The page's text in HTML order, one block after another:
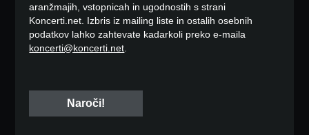
aranžmajih, vstopnicah in ugodnostih s strani
Koncerti.net. Izbris iz mailing liste in ostalih osebnih
podatkov lahko zahtevate kadarkoli preko e-maila
koncerti@koncerti.net.